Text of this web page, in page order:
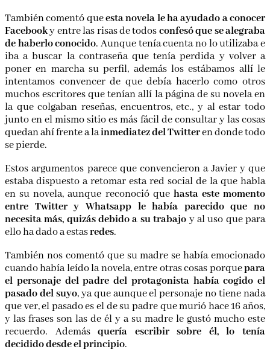
También comentó queesta novela le ha ayudado a conocer
Facebooky entre las risas de todosconfesó que se alegraba
de haberlo conocido. Aunque tenía cuenta no lo utilizaba e
iba a buscar la contraseña que tenía perdida y volver a
poner en marcha su perfil, además los estábamos allí le
intentamos convencer de que debía hacerlo como otros
muchos escritores que tenían allí la página de su novela en
la que colgaban reseñas, encuentros, etc., y al estar todo
junto en el mismo sitio es más fácil de consultar y las cosas
quedan ahí frente a lainmediatez del Twitteren donde todo
se pierde.
Estos argumentos parece que convencieron a Javier y que
estaba dispuesto a retomar esta red social de la que habla
en su novela, aunque reconoció quehasta este momento
entre Twitter y Whatsapp le había parecido que no
necesita más, quizás debido a su trabajo y al uso que para
ello ha dado a estasredes.
También nos comentó que su madre se había emocionado
cuando había leído la novela, entre otras cosas porquepara
el personaje del padre del protagonista había cogido el
pasado del suyo, ya que aunque el personaje no tiene nada
que ver, el pasado es el de su padre que murió hace 16 años,
y las frases son las de él y a su madre le gustó mucho este
recuerdo. Ademásquería escribir sobre él, lo tenía
decidido desde el principio.